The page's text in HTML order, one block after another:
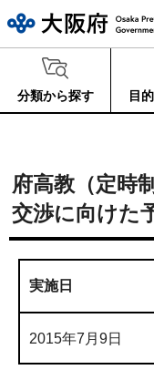
分類から探す 目
府高教（定時
交渉に向けた
実施日
2015年7月9日